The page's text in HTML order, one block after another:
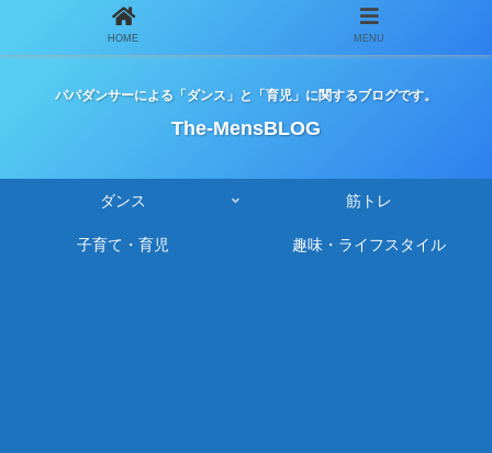
パパダンサーによる「ダンス」と「育児」に関するブログです。
The-MensBLOG
ダンス 筋トレ
子育て・育児 趣味・ライフスタイル
HOME MENU